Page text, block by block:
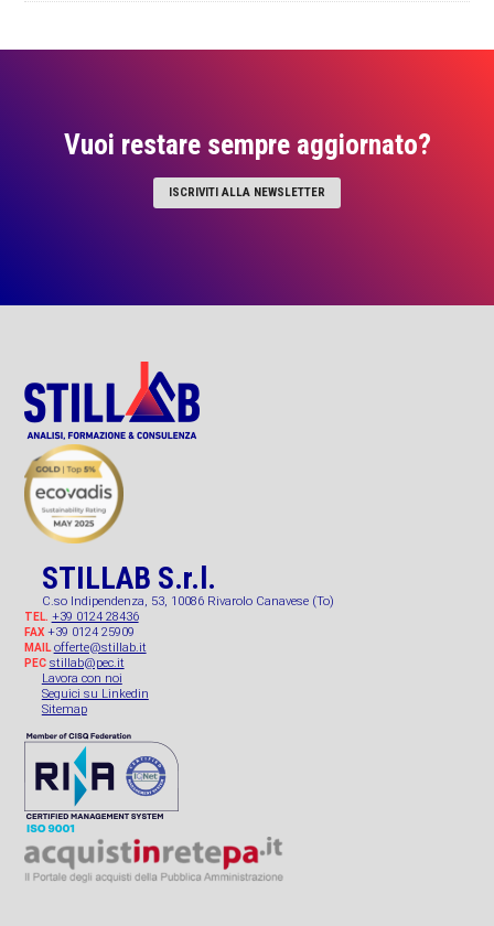
Vuoi restare sempre aggiornato?
ISCRIVITI ALLA NEWSLETTER
STILLAB S.r.l.
C.so Indipendenza, 53, 10086 Rivarolo Canavese (To)
TEL. +39 0124 28436
FAX+39 0124 25909
MAIL offerte@stillab.it
PEC stillab@pec.it
Lavora con noi
Seguici su Linkedin
Sitemap